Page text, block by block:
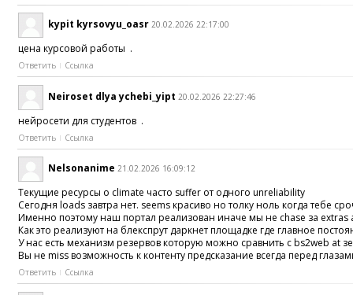
kypit kyrsovyu_oasr 20.02.2026 22:17:00
цена курсовой работы .
Ответить Ссылка
Neiroset dlya ychebi_yipt 20.02.2026 22:27:46
нейросети для студентов .
Ответить Ссылка
Nelsonanime 21.02.2026 16:09:12
Текущие ресурсы о climate часто suffer от одного unreliability
Сегодня loads завтра нет. seems красиво но толку ноль когда тебе
Именно поэтому наш портал реализован иначе мы не chase за
Как это реализуют на блекспрут даркнет площадке где главное
У нас есть механизм резервов которую можно сравнить с bs2web at
Вы не miss возможность к контенту предсказание всегда перед
Ответить Ссылка